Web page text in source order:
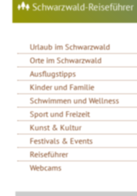
Schwarzwald-Reiseführer
Urlaub im Schwarzwald
Orte im Schwarzwald
Ausflugstipps
Kinder und Familie
Schwimmen und Wellness
Sport und Freizeit
Kunst & Kultur
Festivals & Events
Reiseführer
Webcams